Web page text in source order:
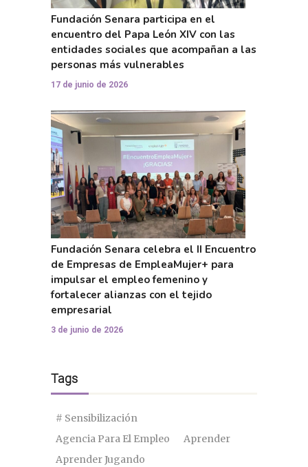
Fundación Senara participa en el
encuentro del Papa León XIV con las
entidades sociales que acompañan a las
personas más vulnerables
17 de junio de 2026
Fundación Senara celebra el II Encuentro
de Empresas de EmpleaMujer+ para
impulsar el empleo femenino y
fortalecer alianzas con el tejido
empresarial
3 de junio de 2026
Tags
# Sensibilización
Agencia Para El Empleo
Aprender
Aprender Jugando